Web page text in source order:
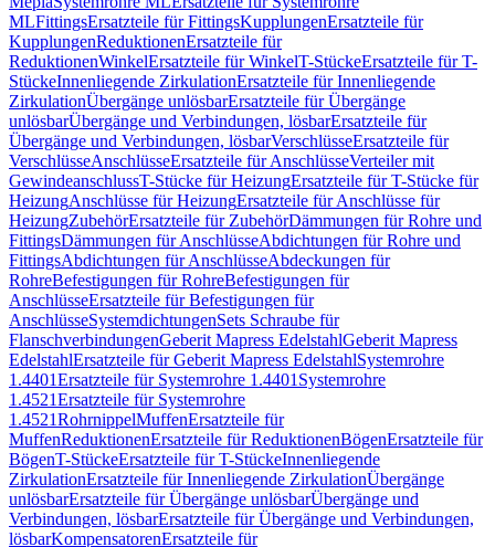
MLFittingsErsatzteile für FittingsKupplungenErsatzteile für
KupplungenReduktionenErsatzteile für
ReduktionenWinkelErsatzteile für WinkelT-StückeErsatzteile für T-
StückeInnenliegende ZirkulationErsatzteile für Innenliegende
ZirkulationÜbergänge unlösbarErsatzteile für Übergänge
unlösbarÜbergänge und Verbindungen, lösbarErsatzteile für
Übergänge und Verbindungen, lösbarVerschlüsseErsatzteile für
VerschlüsseAnschlüsseErsatzteile für AnschlüsseVerteiler mit
GewindeanschlussT-Stücke für HeizungErsatzteile für T-Stücke für
HeizungAnschlüsse für HeizungErsatzteile für Anschlüsse für
HeizungZubehörErsatzteile für ZubehörDämmungen für Rohre und
FittingsDämmungen für AnschlüsseAbdichtungen für Rohre und
FittingsAbdichtungen für AnschlüsseAbdeckungen für
RohreBefestigungen für RohreBefestigungen für
AnschlüsseErsatzteile für Befestigungen für
AnschlüsseSystemdichtungenSets Schraube für
FlanschverbindungenGeberit Mapress EdelstahlGeberit Mapress
EdelstahlErsatzteile für Geberit Mapress EdelstahlSystemrohre
1.4401Ersatzteile für Systemrohre 1.4401 Systemrohre
1.4521Ersatzteile für Systemrohre
1.4521RohrnippelMuffenErsatzteile für
MuffenReduktionenErsatzteile für ReduktionenBögenErsatzteile für
BögenT-StückeErsatzteile für T-StückeInnenliegende
ZirkulationErsatzteile für Innenliegende ZirkulationÜbergänge
unlösbarErsatzteile für Übergänge unlösbarÜbergänge und
Verbindungen, lösbarErsatzteile für Übergänge und Verbindungen,
lösbarKompensatorenErsatzteile für